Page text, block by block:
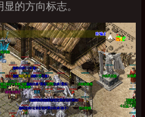
的方向标志。